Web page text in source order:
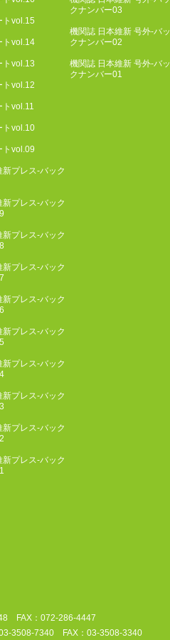
トvol.15
トvol.14
トvol.13
トvol.12
トvol.11
トvol.10
トvol.09
プレス-バック
プレス-バック
プレス-バック
プレス-バック
プレス-バック
プレス-バック
プレス-バック
プレス-バック
プレス-バック
プレス-バック
クナンバー03
機関誌 日本維新 号外-バッ
クナンバー02
機関誌 日本維新 号外-バッ
クナンバー01
FAX：072-286-4447
3508-7340 FAX：03-3508-3340